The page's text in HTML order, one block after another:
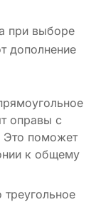
при выборе
дополнение
оправы с
Это поможет
к общему